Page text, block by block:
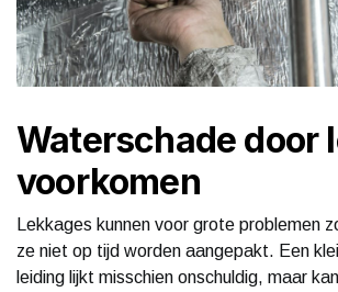
Waterschade door
voorkomen
Lekkages kunnen voor grote problemen
ze niet op tijd worden aangepakt. Een
leiding lijkt misschien onschuldig, maar